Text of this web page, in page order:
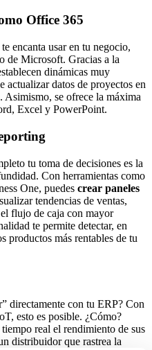
Office 365
encanta usar en tu negocio,
de Microsoft. Gracias a la
dinámicas muy
actualizar datos de proyectos en
Asimismo, se ofrece la máxima
Excel y PowerPoint.
tu toma de decisiones es la
Con herramientas como
One, puedes crear paneles
tendencias de ventas,
flujo de caja con mayor
te permite detectar, en
productos más rentables de tu
directamente con tu ERP? Con
esto es posible. ¿Cómo?
real el rendimiento de sus
distribuidor que rastrea la